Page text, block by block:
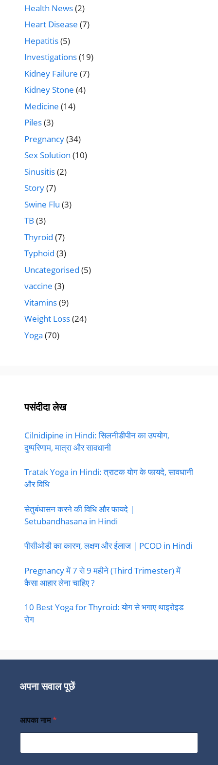
Health News(2)
Heart Disease (7)
Hepatitis(5)
Investigations(19)
Kidney Failure (7)
Kidney Stone (4)
Medicine (14)
Piles(3)
Pregnancy(34)
Sex Solution (10)
Sinusitis(2)
Story(7)
Swine Flu (3)
TB (3)
Thyroid (7)
Typhoid (3)
Uncategorised (5)
vaccine (3)
Vitamins(9)
Weight Loss(24)
Yoga (70)
पसंदीदा लेख
Cilnidipine in Hindi: सिलनीडीपीन का उपयोग,
दुष्परिणाम, मात्रा और सावधानी
Tratak Yoga in Hindi: त्राटक योग के फायदे, सावधानी
और विधि
सेतुबंधासन करने की विधि और फायदे |
Setubandhasana in Hindi
पीसीओडी का कारण, लक्षण और ईलाज | PCOD in Hindi
Pregnancy में 7 से 9 महीने (Third Trimester) में
कैसा आहार लेना चाहिए ?
10 Best Yoga for Thyroid: योग से भगाए थाइरोइड
रोग
अपना सवाल पूछें
आपका नाम*